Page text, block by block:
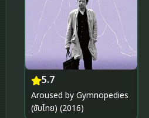
5.7
Aroused by Gymnopedies
(ซับไทย) (2016)